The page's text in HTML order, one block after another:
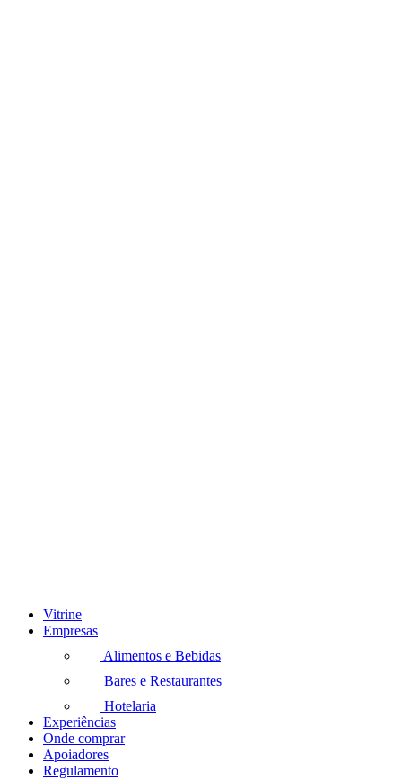
Vitrine
Empresas
Alimentos e Bebidas
Bares e Restaurantes
Hotelaria
Experiências
Onde comprar
Apoiadores
Regulamento